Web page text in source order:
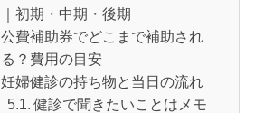
｜初期・中期・後期
公費補助券でどこまで補助され
る？費用の目安
妊婦健診の持ち物と当日の流れ
健診で聞きたいことはメモ